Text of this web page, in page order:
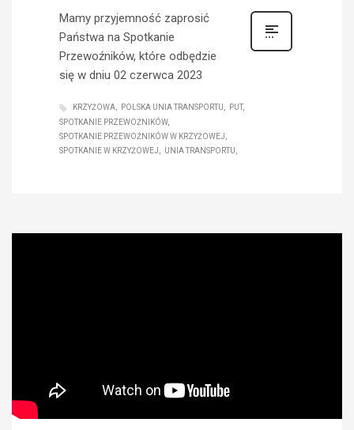
Mamy przyjemność zaprosić
Państwa na Spotkanie
Przewoźników, które odbędzie
się w dniu 02 czerwca 2023
KRZYŻOWA POLSKA UNIA TRANSPORTU
PUT
SPOTKANIE PRZEWOŹNIKÓW
SPOTKANIE PRZEWOŹNIKÓW W KRZYŻOWEJ
SPOTKANIE W KRZYŻOWEJ
UNIA TRANSPORTU